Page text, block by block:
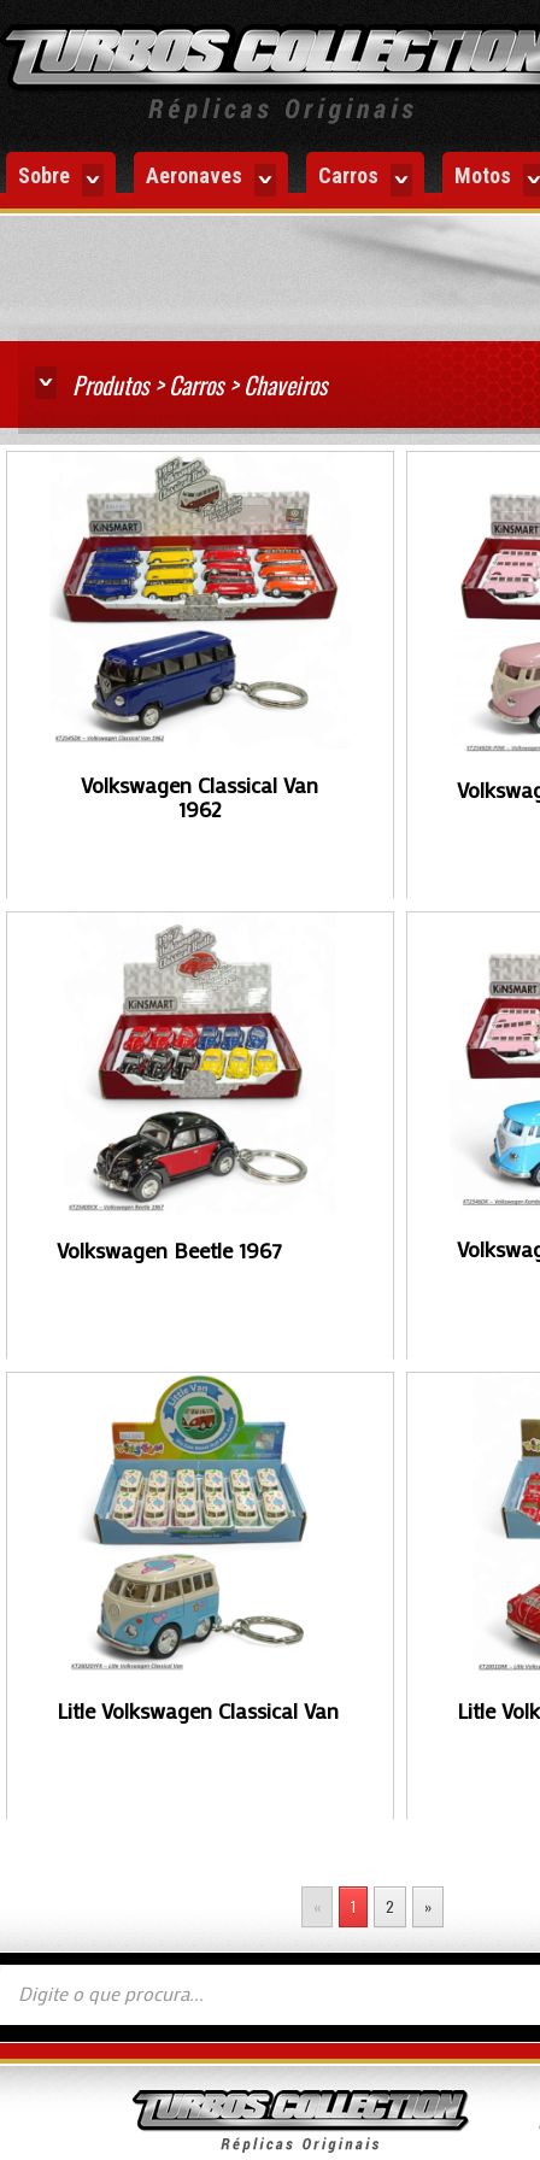
Sobre Aeronaves Carros Motos
Produtos > Carros > Chaveiros
Volkswagen Classical Van
1962
Volkswagen Beetle 1967
Litle Volkswagen Classical Van Litle
« 1 2 »